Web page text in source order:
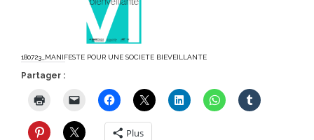
180723_MANIFESTE POUR UNE SOCIETE BIEVEILLANTE
Partager :
Plus